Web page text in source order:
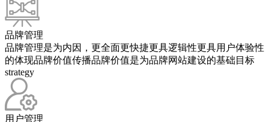
品牌管理
品牌管理是为内因，更全面更快捷更具逻辑性更具用户体验性
的体现品牌价值传播品牌价值是为品牌网站建设的基础目标
strategy
用户管理